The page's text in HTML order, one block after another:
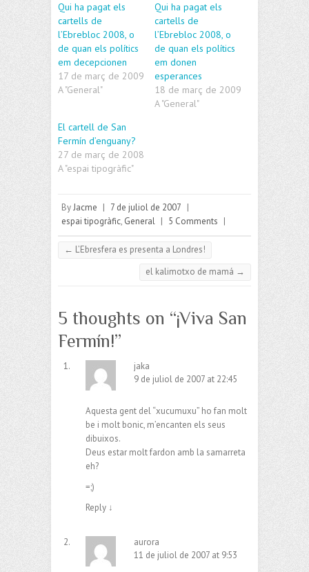
Qui ha pagat els
cartells de
l’Ebrebloc 2008, o
de quan els polítics
em decepcionen
17 de març de 2009
A "General"
Qui ha pagat els
cartells de
l’Ebrebloc 2008, o
de quan els polítics
em donen
esperances
18 de març de 2009
A "General"
El cartell de San
Fermín d’enguany?
27 de març de 2008
A "espai tipogràfic"
ByJacme | 7 de juliol de 2007 |
espai tipogràfic, General | 5 Comments |
← L’Ebresfera es presenta a Londres!
el kalimotxo de mamá →
5 thoughts on “¡Viva San
Fermín!”
jaka
9 de juliol de 2007 at 22:45
Aquesta gent del “xucumuxu” ho fan molt
be i molt bonic, m’encanten els seus
dibuixos.
Deus estar molt fardon amb la samarreta
eh?
=;)
Reply ↓
aurora
11 de juliol de 2007 at 9:53